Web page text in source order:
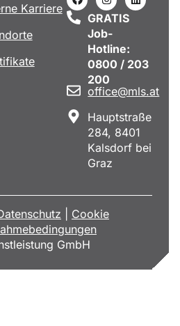
Karriere
GRATIS
Job-
Hotline:
0800 / 203
200
office@mls.at
Hauptstraße
284, 8401
Kalsdorf bei
Graz
GmbH
Cookie